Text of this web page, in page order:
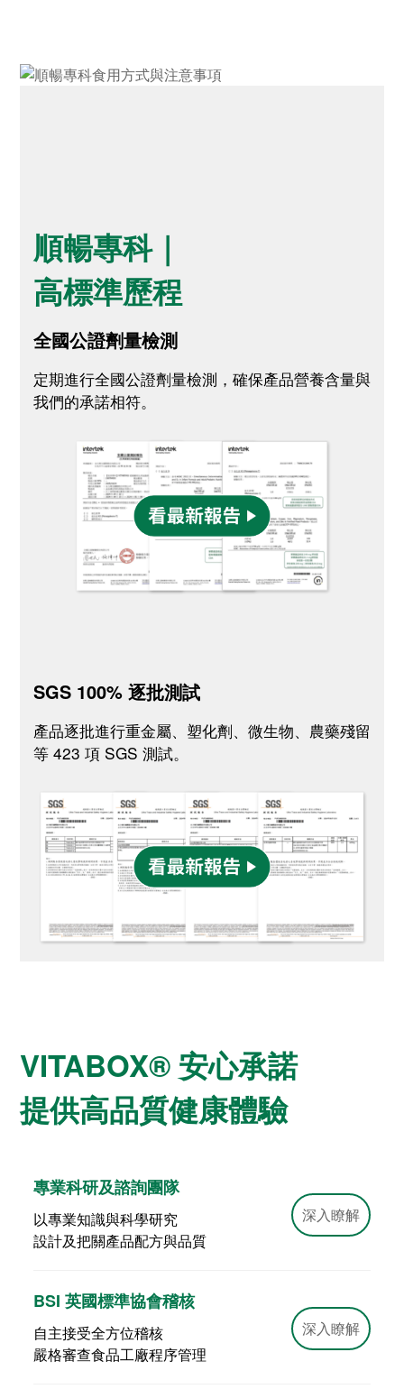
順暢專科｜
高標準歷程
全國公證劑量檢測
定期進行全國公證劑量檢測，確保產品營養含量與
我們的承諾相符。
SGS 100% 逐批測試
產品逐批進行重金屬、塑化劑、微生物、農藥殘留
等 423 項 SGS 測試。
VITABOX® 安心承諾
提供高品質健康體驗
專業科研及諮詢團隊
以專業知識與科學研究
設計及把關產品配方與品質
深入瞭解
BSI 英國標準協會稽核
自主接受全方位稽核
嚴格審查食品工廠程序管理
深入瞭解